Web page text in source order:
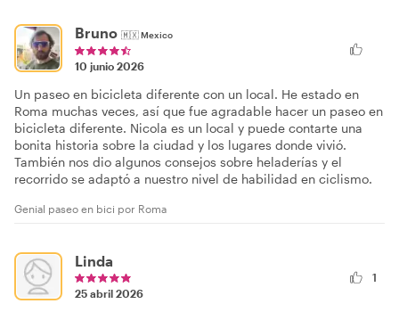
Bruno 🇲🇽Mexico
10 junio 2026
Un paseo en bicicleta diferente con un local. He estado en
Roma muchas veces, así que fue agradable hacer un paseo en
bicicleta diferente. Nicola es un local y puede contarte una
bonita historia sobre la ciudad y los lugares donde vivió.
También nos dio algunos consejos sobre heladerías y el
recorrido se adaptó a nuestro nivel de habilidad en ciclismo.
Genial paseo en bici por Roma
Linda
25 abril 2026
1